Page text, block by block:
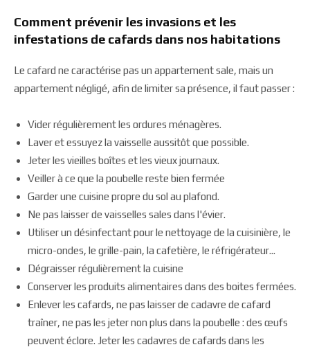
Comment prévenir les invasions et les
infestations de cafards dans nos habitations
Le cafard ne caractérise pas un appartement sale, mais un
appartement négligé, afin de limiter sa présence, il faut passer :
Vider régulièrement les ordures ménagères.
Laver et essuyez la vaisselle aussitôt que possible.
Jeter les vieilles boîtes et les vieux journaux.
Veiller à ce que la poubelle reste bien fermée
Garder une cuisine propre du sol au plafond.
Ne pas laisser de vaisselles sales dans l'évier.
Utiliser un désinfectant pour le nettoyage de la cuisinière, le
micro-ondes, le grille-pain, la cafetière, le réfrigérateur...
Dégraisser régulièrement la cuisine
Conserver les produits alimentaires dans des boites fermées.
Enlever les cafards, ne pas laisser de cadavre de cafard
traîner, ne pas les jeter non plus dans la poubelle : des œufs
peuvent éclore. Jeter les cadavres de cafards dans les